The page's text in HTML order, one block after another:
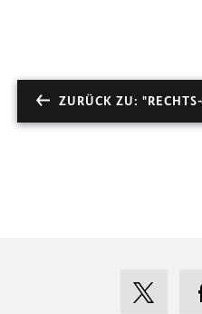
ZURÜCK ZU: